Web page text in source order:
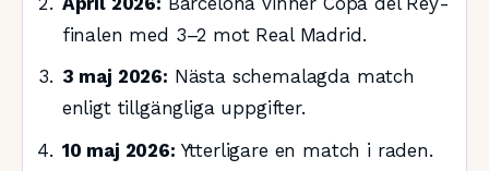
finalen med 3–2 mot Real Madrid.
3 maj 2026: Nästa schemalagda match
enligt tillgängliga uppgifter.
10 maj 2026: Ytterligare en match i raden.